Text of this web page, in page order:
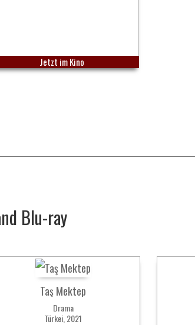
Jetzt im Kino
Blu-ray
Taş Mektep
Drama
Türkei, 2021